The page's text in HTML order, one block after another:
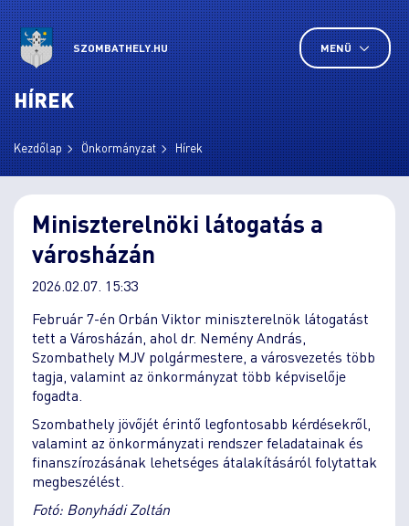
SZOMBATHELY.HU MENÜ
HÍREK
Kezdőlap Önkormányzat Hírek
Miniszterelnöki látogatás a
városházán
2026.02.07. 15:33
Február 7-én Orbán Viktor miniszterelnök látogatást
tett a Városházán, ahol dr. Nemény András,
Szombathely MJV polgármestere, a városvezetés több
tagja, valamint az önkormányzat több képviselője
fogadta.
Szombathely jövőjét érintő legfontosabb kérdésekről,
valamint az önkormányzati rendszer feladatainak és
finanszírozásának lehetséges átalakításáról folytattak
megbeszélést.
Fotó: Bonyhádi Zoltán